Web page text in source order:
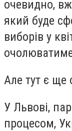
очевидно,
який буде
виборів у
Але тут є ще
У Львові,
процесом,